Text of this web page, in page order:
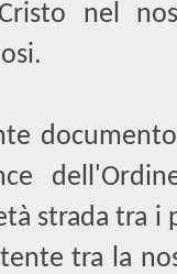
nel
strada tra i
tra la